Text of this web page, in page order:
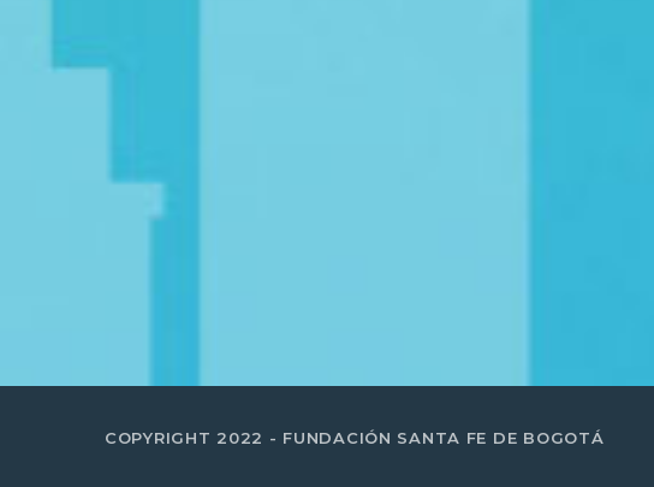
COPYRIGHT 2022 - FUNDACIÓN SANTA FE DE BOGOTÁ